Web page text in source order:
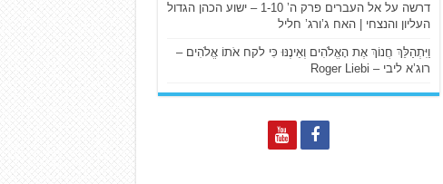
דרשה על אל העברים פרק ה’ 1-10 – ישוע הכהן הגדול
העליון והנצחי | האח ג’ורג’ חליל
וַיִּתְהַלֵּךְ חֲנוֹךְ אֶת הָאֱלֹהִים וְאֵינֶנּוּ כִּי לקח אֹתוֹ אֱלֹהִים –
רוג’א ליבי – Roger Liebi